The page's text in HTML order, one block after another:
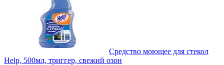
Средство моющее для стекол
Help, 500мл, триггер, свежий озон